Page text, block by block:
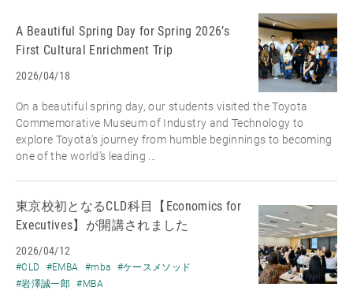
A Beautiful Spring Day for Spring 2026’s
First Cultural Enrichment Trip
2026/04/18
On a beautiful spring day, our students visited the Toyota
Commemorative Museum of Industry and Technology to
explore Toyota’s journey from humble beginnings to becoming
one of the world’s leading ...
東京校初となるCLD科目【Economics for
Executives】が開講されました
2026/04/12
#CLD #EMBA #mba
#ケースメソッド
#岩澤誠一郎
#MBA